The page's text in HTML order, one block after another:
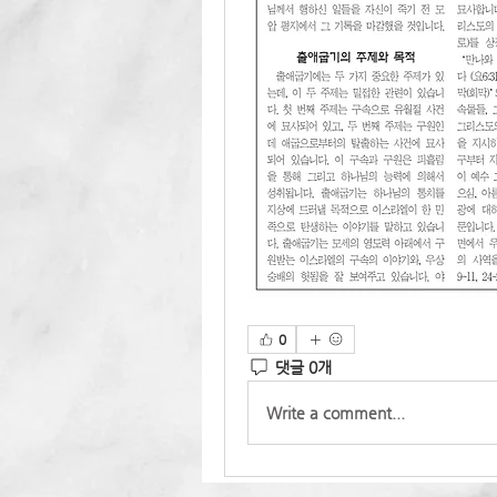
0
댓글 0개
Write a comment...